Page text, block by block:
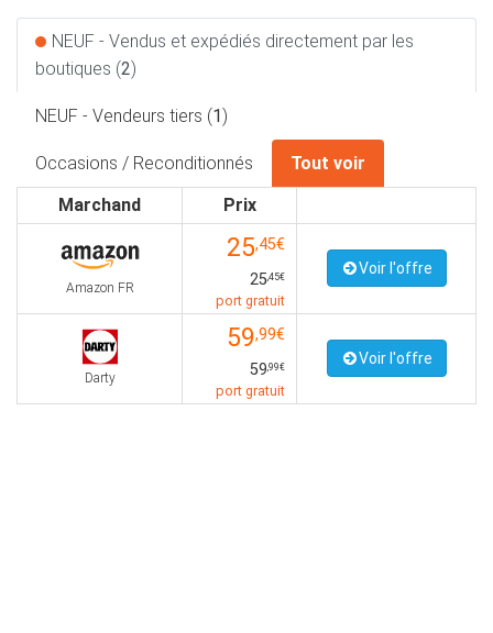
NEUF - Vendus et expédiés directement par les
boutiques (2)
NEUF - Vendeurs tiers (1)
Occasions / Reconditionnés
Tout voir
Marchand
Prix
Amazon FR
25,45€
25,45€
port gratuit
Voir l'offre
Darty
59,99€
59,99€
port gratuit
Voir l'offre